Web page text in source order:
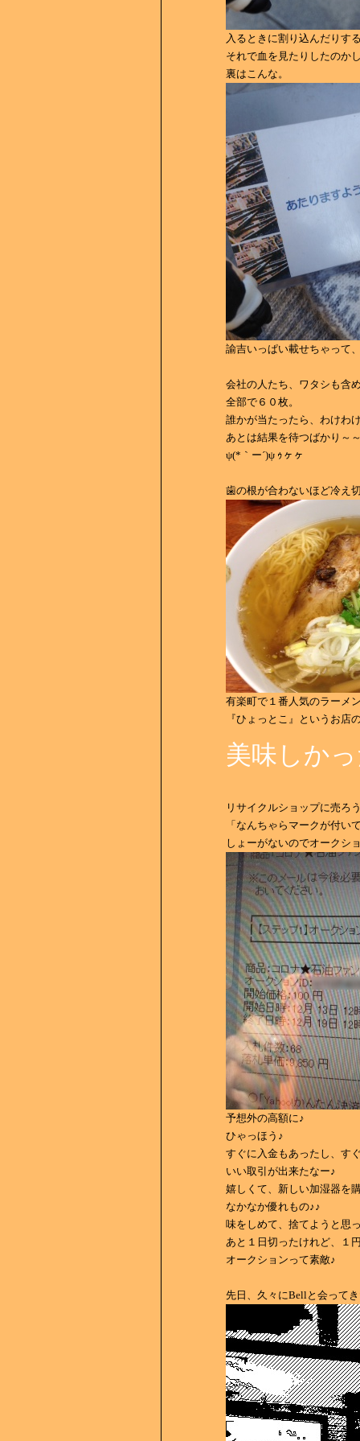
入るときに割り込んだりす
それで血を見たりしたのか
裏はこんな。
諭吉いっぱい載せちゃって
会社の人たち、ワタシも含
全部で６０枚。
誰かが当たったら、わけわ
あとは結果を待つばかり～
ψ(*｀ー´)ψ ｩヶヶ
歯の根が合わないほど冷え
有楽町で１番人気のラーメ
『ひょっとこ』というお店
美味しか
リサイクルショップに売ろ
「なんちゃらマークが付い
しょーがないのでオークシ
予想外の高額に♪
ひゃっほう♪
すぐに入金もあったし、す
いい取引が出来たなー♪
嬉しくて、新しい加湿器を
なかなか優れもの♪♪
味をしめて、捨てようと思
あと１日切ったけれど、１
オークションって素敵♪
先日、久々にBellと会って